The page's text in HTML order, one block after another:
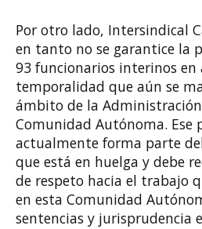
Por otro lado, Intersindical
en tanto no se garantice la
93 funcionarios interinos en
temporalidad que aún se
ámbito de la
Comunidad Autónoma. Ese
actualmente forma parte
que está en huelga y debe
de respeto hacia el trabajo
en esta Comunidad
sentencias y jurisprudencia